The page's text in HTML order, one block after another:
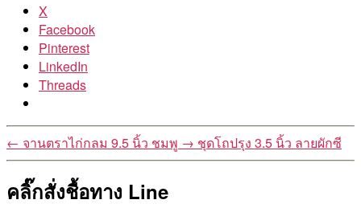
X
Facebook
Pinterest
LinkedIn
Threads
← จานตราไก่กลม 9.5 นิ้ว ชมพู → ชุดโถปรุง 3.5 นิ้ว ลายผักซี
คลิ๊กสั่งชื้อทาง Line